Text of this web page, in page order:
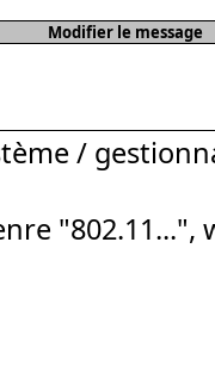
Modifier le message